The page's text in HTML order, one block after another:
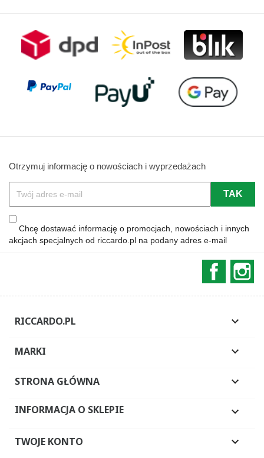
Otrzymuj informację o nowościach i wyprzedażach
Chcę dostawać informację o promocjach, nowościach i innych
akcjach specjalnych od riccardo.pl na podany adres e-mail
RICCARDO.PL 
MARKI 
STRONA GŁÓWNA 
INFORMACJA O SKLEPIE 
TWOJE KONTO 